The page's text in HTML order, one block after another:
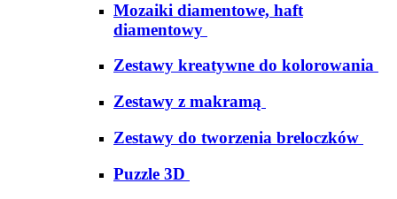
Mozaiki diamentowe, haft
diamentowy
Zestawy kreatywne do kolorowania
Zestawy z makramą
Zestawy do tworzenia breloczków
Puzzle 3D